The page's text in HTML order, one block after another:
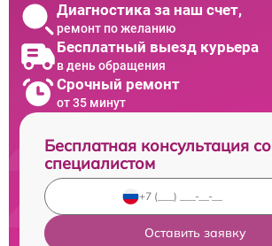
Диагностика за наш счет,
ремонт по желанию
Бесплатный выезд курьера
в день обращения
Срочный ремонт
от 35 минут
Бесплатная консультация со
специалистом
Оставить заявку